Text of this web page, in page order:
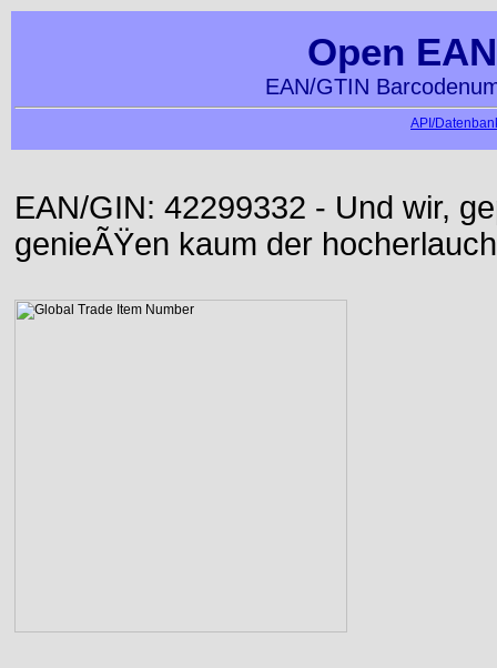
Open
EAN/GTIN
API/
EAN/GIN: 42299332 - Und wir,
genieÃŸen kaum der